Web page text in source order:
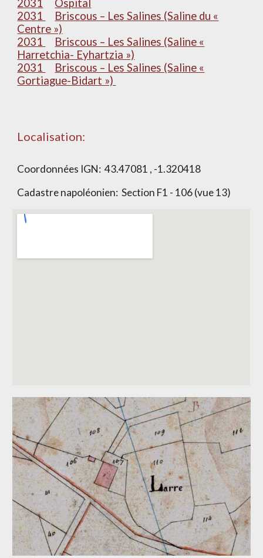
2031
Ospital
2031
Briscous – Les Salines (Saline du «
Centre »)
2031
Briscous – Les Salines (Saline «
Harretchia- Eyhartzia »)
2031
Briscous – Les Salines (Saline «
Gortiague-Bidart »)
Localisation:
Coordonnées IGN:43.47081 , -1.320418
Cadastre napoléonien: Section F1 - 106 (vue 13)